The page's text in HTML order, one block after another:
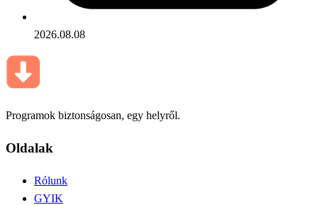
2026.08.08
Programok biztonságosan, egy helyről.
Oldalak
Rólunk
GYIK